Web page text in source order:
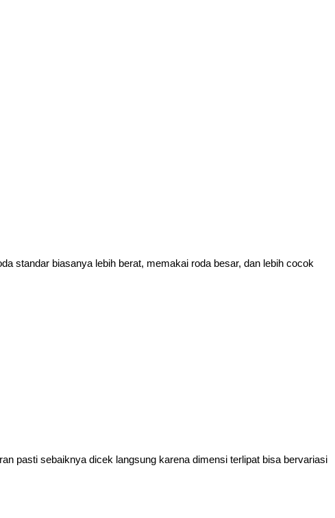
standar biasanya lebih berat, memakai roda besar, dan lebih cocok
pasti sebaiknya dicek langsung karena dimensi terlipat bisa bervariasi